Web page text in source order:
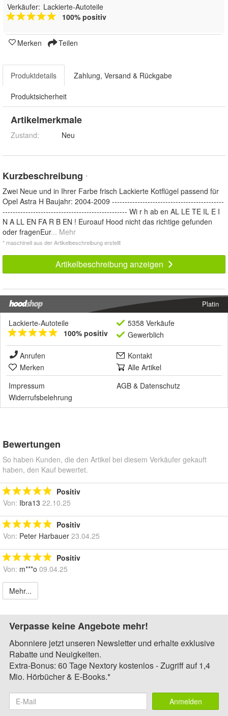
Verkäufer: Lackierte-Autoteile
100% positiv
Merken Teilen
Produktdetails Zahlung, Versand & Rückgabe
Produktsicherheit
Artikelmerkmale
Zustand: Neu
Kurzbeschreibung *
Zwei Neue und in Ihrer Farbe frisch Lackierte Kotflügel passend für
Opel Astra H Baujahr: 2004-2009 --------------------------------------------
------------------------------------------------- Wi r h ab en AL LE TE IL E I
N A LL EN FA R B EN ! Euroauf Hood nicht das richtige gefunden
oder fragenEur... Mehr
* maschinell aus der Artikelbeschreibung erstellt
Artikelbeschreibung anzeigen
Platin
Lackierte-Autoteile
100% positiv
5358 Verkäufe
Gewerblich
Anrufen
Kontakt
Merken
Alle Artikel
Impressum
AGB & Datenschutz
Widerrufsbelehrung
Bewertungen
So haben Kunden, die den Artikel bei diesem Verkäufer gekauft
haben, den Kauf bewertet.
Positiv
Von: Ibra13 22.10.25
Positiv
Von: Peter Harbauer 23.04.25
Positiv
Von: m***o 09.04.25
Mehr...
Verpasse keine Angebote mehr!
Abonniere jetzt unseren Newsletter und erhalte exklusive
Rabatte und Neuigkeiten.
Extra-Bonus: 60 Tage Nextory kostenlos - Zugriff auf 1,4
Mio. Hörbücher & E-Books.*
Anmelden